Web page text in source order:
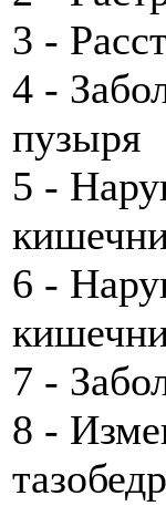
3 -
4 -
пузыря
5 -
6 -
7 -
8 -